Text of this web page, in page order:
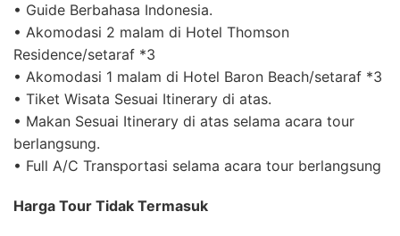
• Guide Berbahasa Indonesia.
• Akomodasi 2 malam di Hotel Thomson
Residence/setaraf *3
• Akomodasi 1 malam di Hotel Baron Beach/setaraf *3
• Tiket Wisata Sesuai Itinerary di atas.
• Makan Sesuai Itinerary di atas selama acara tour
berlangsung.
• Full A/C Transportasi selama acara tour berlangsung
Harga Tour Tidak Termasuk